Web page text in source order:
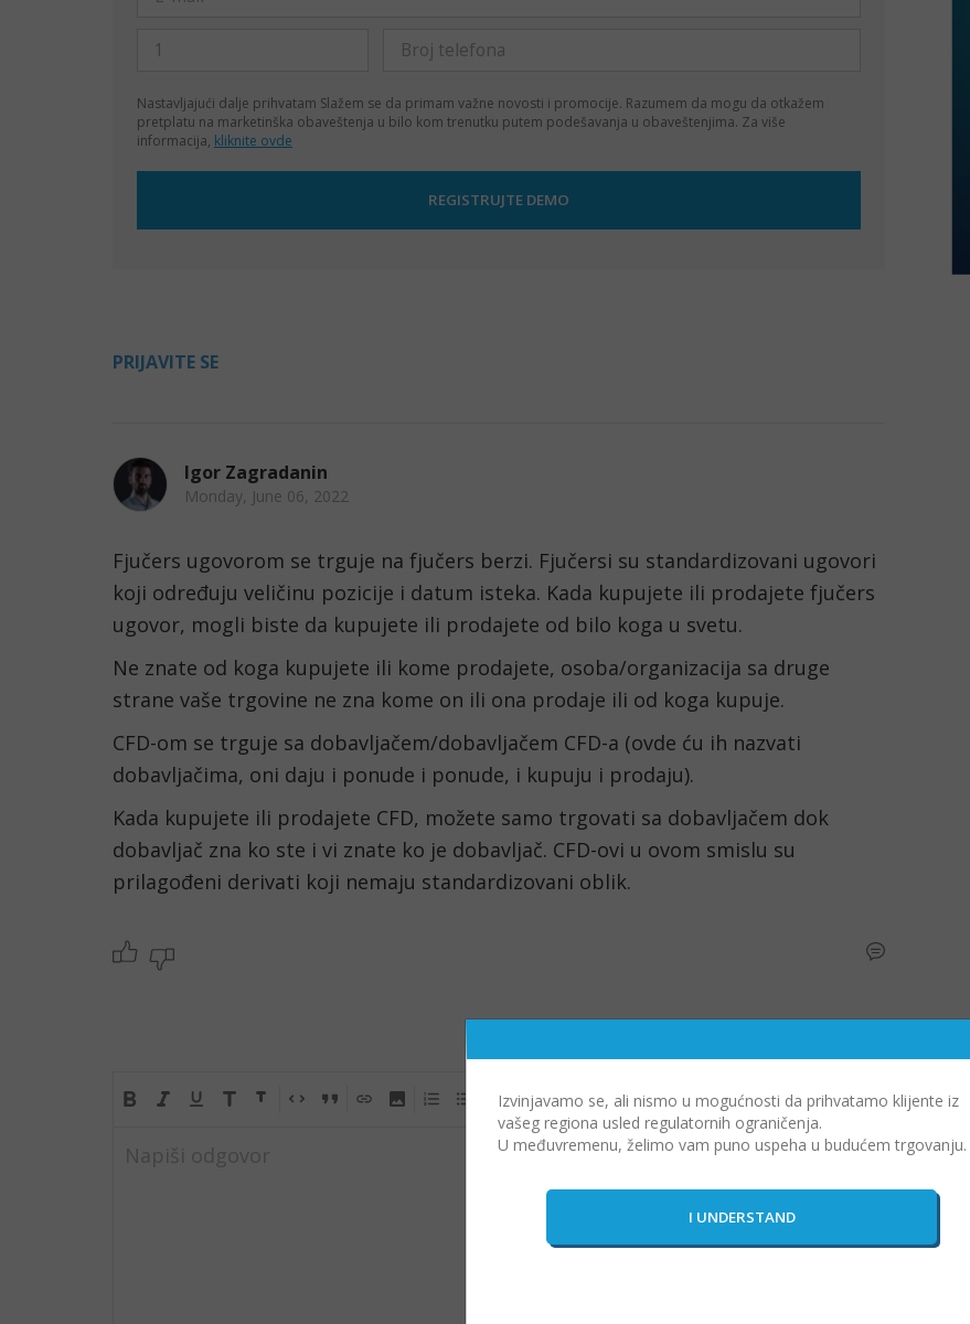
Nastavljajući dalje prihvatam Slažem se da primam važne novosti i promocije. Razumem da mogu da otkažem
pretplatu na marketinška obaveštenja u bilo kom trenutku putem podešavanja u obaveštenjima. Za više
informacija, kliknite ovde
PRIJAVITE SE
Igor Zagradanin
Monday, June 06, 2022
Fjučers ugovorom se trguje na fjučers berzi. Fjučersi su standardizovani ugovori
koji određuju veličinu pozicije i datum isteka. Kada kupujete ili prodajete fjučers
ugovor, mogli biste da kupujete ili prodajete od bilo koga u svetu.
Ne znate od koga kupujete ili kome prodajete, osoba/organizacija sa druge
strane vaše trgovine ne zna kome on ili ona prodaje ili od koga kupuje.
CFD-om se trguje sa dobavljačem/dobavljačem CFD-a (ovde ću ih nazvati
dobavljačima, oni daju i ponude i ponude, i kupuju i prodaju).
Kada kupujete ili prodajete CFD, možete samo trgovati sa dobavljačem dok
dobavljač zna ko ste i vi znate ko je dobavljač. CFD-ovi u ovom smislu su
prilagođeni derivati koji nemaju standardizovani oblik.
Napiši odgovor
Izvinjavamo se, ali nismo u mogućnosti da prihvatamo klijente iz
vašeg regiona usled regulatornih ograničenja.
U međuvremenu, želimo vam puno uspeha u budućem trgovanju.